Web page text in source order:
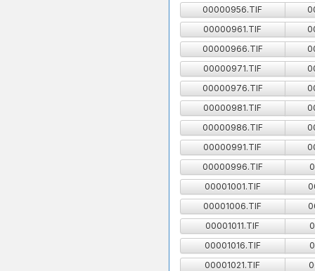
00000956.TIF
00000961.TIF
00000966.TIF
00000971.TIF
00000976.TIF
00000981.TIF
00000986.TIF
00000991.TIF
00000996.TIF
00001001.TIF
00001006.TIF
00001011.TIF
00001016.TIF
00001021.TIF